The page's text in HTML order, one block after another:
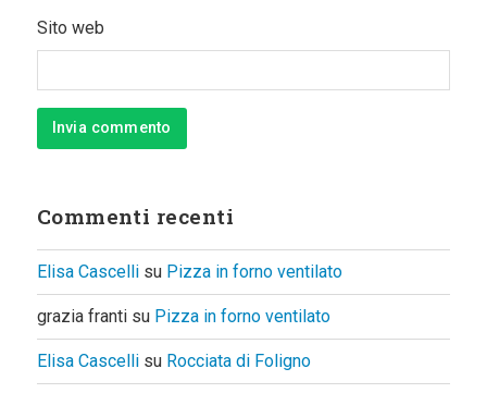
Sito web
Commenti recenti
Elisa Cascellisu Pizza in forno ventilato
grazia frantisu Pizza in forno ventilato
Elisa Cascellisu Rocciata di Foligno